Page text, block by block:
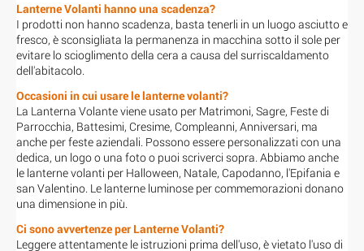
Lanterne Volanti hanno una scadenza?
I prodotti non hanno scadenza, basta tenerli in un luogo asciutto e
fresco, è sconsigliata la permanenza in macchina sotto il sole per
evitare lo scioglimento della cera a causa del surriscaldamento
dell'abitacolo.
Occasioni in cui usare le lanterne volanti?
La Lanterna Volante viene usato per Matrimoni, Sagre, Feste di
Parrocchia, Battesimi, Cresime, Compleanni, Anniversari, ma
anche per feste aziendali. Possono essere personalizzati con una
dedica, un logo o una foto o puoi scriverci sopra. Abbiamo anche
le lanterne volanti per Halloween, Natale, Capodanno, l'Epifania e
san Valentino. Le lanterne luminose per commemorazioni donano
una dimensione in più.
Ci sono avvertenze per Lanterne Volanti?
Leggere attentamente le istruzioni prima dell'uso, è vietato l'uso di